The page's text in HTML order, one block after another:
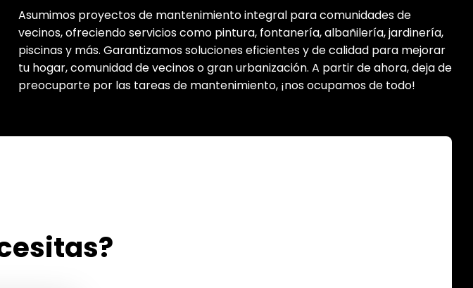
Asumimos proyectos de mantenimiento integral para comunidades de
vecinos, ofreciendo servicios como pintura, fontanería, albañilería, jardinería,
piscinas y más. Garantizamos soluciones eficientes y de calidad para mejorar
tu hogar, comunidad de vecinos o gran urbanización. A partir de ahora, deja de
preocuparte por las tareas de mantenimiento, ¡nos ocupamos de todo!